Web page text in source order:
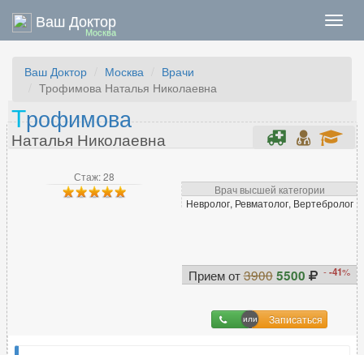
Ваш Доктор
Москва
Ваш Доктор Москва
Врачи
Трофимова Наталья Николаевна
Стаж: 28
Врач высшей категории
Невролог, Ревматолог, Вертебролог
Прием от3900 5500 --41%
Записаться
Трофимова
Наталья Николаевна